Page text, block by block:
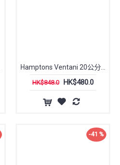
HK$848.0 HK$480.0
-41 %